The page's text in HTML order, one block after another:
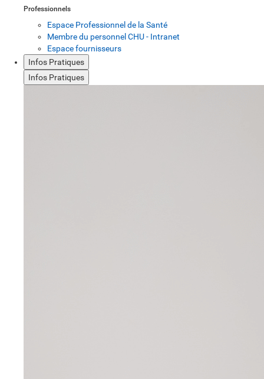
Professionnels
Espace Professionnel de la Santé
Membre du personnel CHU - Intranet
Espace fournisseurs
Infos Pratiques
Infos Pratiques